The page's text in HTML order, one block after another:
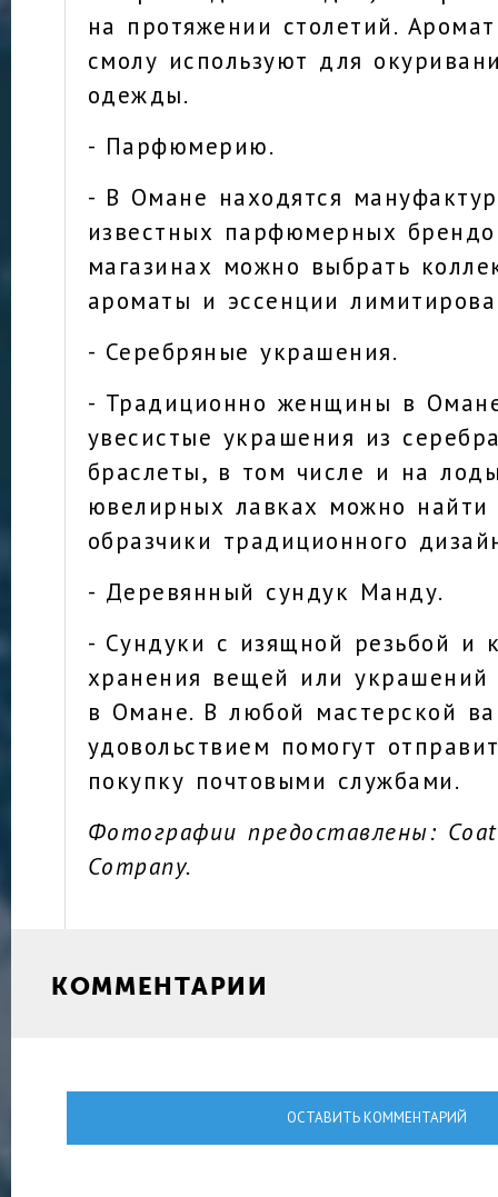
на протяжении столетий.
смолу используют для
одежды.
- Парфюмерию.
- В Омане находятся
известных парфюмерных
магазинах можно выбрать
ароматы и эссенции
- Серебряные украшения.
- Традиционно женщины в
увесистые украшения из
браслеты, в том числе и на
ювелирных лавках можно найти
образчики традиционного
- Деревянный сундук Манду.
- Сундуки с изящной резьбой и
хранения вещей или
в Омане. В любой мастерской
удовольствием помогут
покупку почтовыми службами.
Фотографии предоставлены:
Company.
КОММЕНТАРИИ
ОСТАВИТЬ КОММЕНТАРИЙ